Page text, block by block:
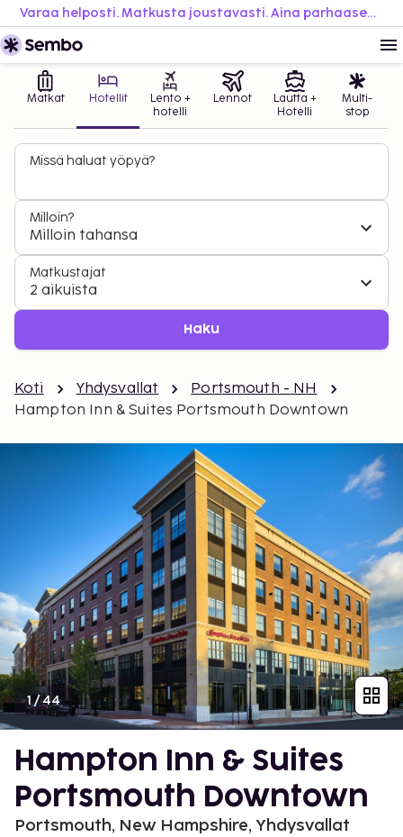
Varaa helposti. Matkusta joustavasti. Aina parhaaseen hintaan.
Matkat Hotellit
Lento +
hotelli
Lennot
Lautta +
Hotelli
Multi-
stop
Missä haluat yöpyä?
Milloin?
Milloin tahansa
Matkustajat
2 aikuista
Haku
Koti Yhdysvallat
Portsmouth - NH
Hampton Inn & Suites Portsmouth Downtown
1/44
Hampton Inn & Suites
Portsmouth Downtown
Portsmouth, New Hampshire, Yhdysvallat